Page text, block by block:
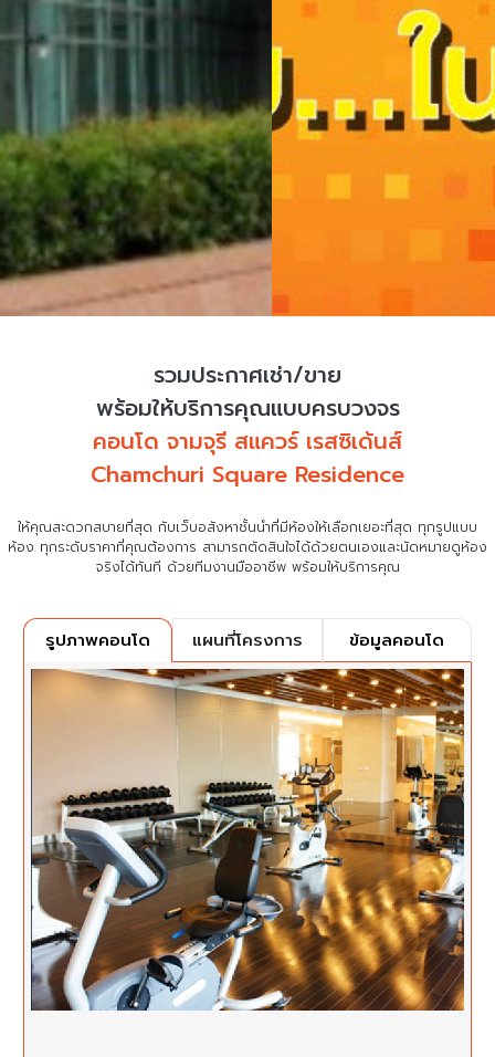
รวมประกาศเช่า/ขาย
พร้อมให้บริการคุณแบบครบวงจร
คอนโด จามจุรี สแควร์ เรสซิเด้นส์
Chamchuri Square Residence
ให้คุณสะดวกสบายที่สุด กับเว็บอสังหาชั้นนำที่มีห้องให้เลือกเยอะที่สุด ทุกรูปแบบ
ห้อง ทุกระดับราคาที่คุณต้องการ สามารถตัดสินใจได้ด้วยตนเองและนัดหมายดูห้อง
จริงได้ทันที ด้วยทีมงานมืออาชีพ พร้อมให้บริการคุณ
รูปภาพคอนโด แผนที่โครงการ ข้อมูลคอนโด